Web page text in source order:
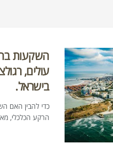
השקעות
עולים,
בישראל.
כדי להבין האם
הרקע הכלכלי,